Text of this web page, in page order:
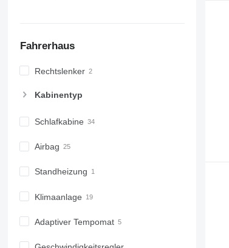
Fahrerhaus
Rechtslenker
Kabinentyp
Schlafkabine
Airbag
Standheizung
Klimaanlage
Adaptiver Tempomat